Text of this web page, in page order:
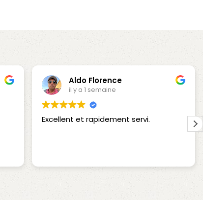
Aldo Florence
il y a 1 semaine
Excellent et rapidement servi.